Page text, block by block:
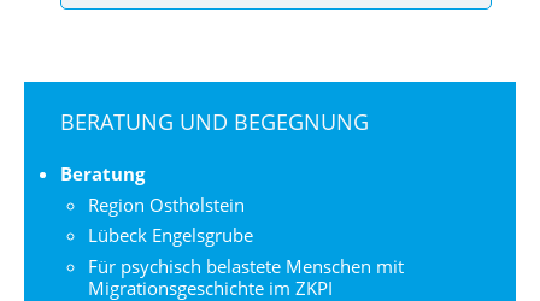
Seiten-
für
den
Bereich:
BERATUNG UND BEGEGNUNG
Beratung
Region Ostholstein
Lübeck Engelsgrube
Für psychisch belastete Menschen mit
Migrationsgeschichte im ZKPI